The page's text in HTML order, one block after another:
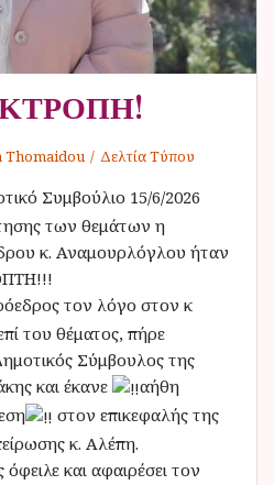
Thomaidou Δελτία Τύπου
Συμβούλιο 15/6/2026
των θεμάτων η
κ. Αναμουρλόγλου ήταν
τον λόγο στον κ
του θέματος, πήρε
Σύμβουλος της
και έκανε
αήθη
στον επικεφαλής της
κ. Αλέπη.
και αφαιρέσει τον